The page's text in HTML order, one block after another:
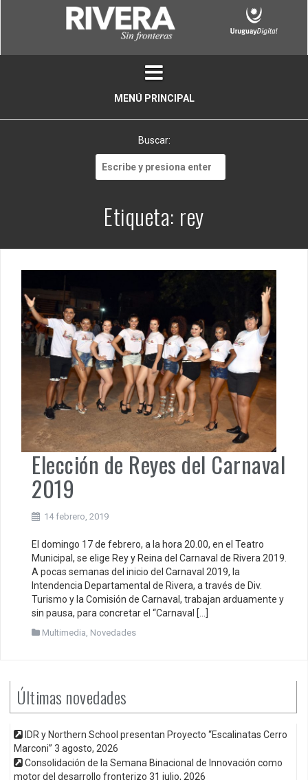
MENÚ PRINCIPAL
Buscar:
Etiqueta: rey
Elección de Reyes del Carnaval
2019
14 febrero, 2019
El domingo 17 de febrero, a la hora 20.00, en el Teatro
Municipal, se elige Rey y Reina del Carnaval de Rivera 2019.
A pocas semanas del inicio del Carnaval 2019, la
Intendencia Departamental de Rivera, a través de Div.
Turismo y la Comisión de Carnaval, trabajan arduamente y
sin pausa, para concretar el “Carnaval […]
Multimedia Novedades
Últimas novedades
IDR y Northern School presentan Proyecto “Escalinatas Cerro
Marconi” 3 agosto, 2026
Consolidación de la Semana Binacional de Innovación como
motor del desarrollo fronterizo 31 julio, 2026